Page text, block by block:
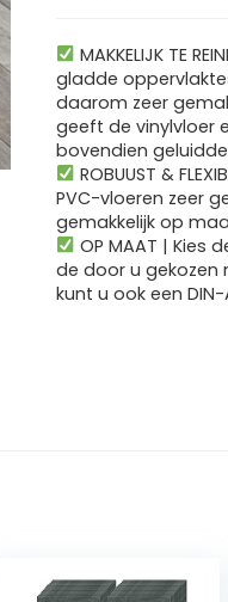
MAKKELIJK TE
gladde
daarom zeer
geeft de vinylvloer
bovendien
ROBUUST &
PVC-vloeren zeer
gemakkelijk op
OP MAAT | Kies
de door u
kunt u ook een